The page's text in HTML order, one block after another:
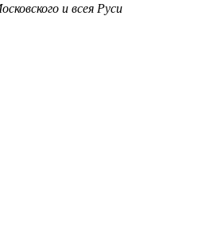
и всея Руси